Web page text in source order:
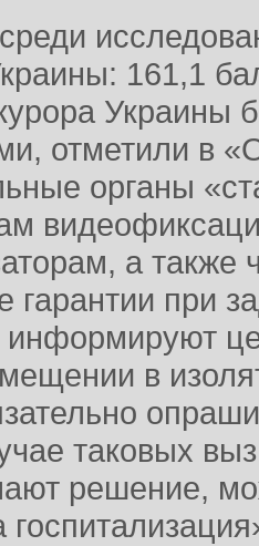
161,1
Украины
отметили в
органы
а
гарантии при
информируют
в
таковых
решение,